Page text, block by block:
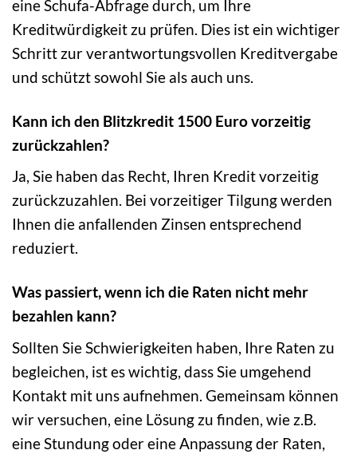
eine Schufa-Abfrage durch, um Ihre
Kreditwürdigkeit zu prüfen. Dies ist ein wichtiger
Schritt zur verantwortungsvollen Kreditvergabe
und schützt sowohl Sie als auch uns.
Kann ich den Blitzkredit 1500 Euro vorzeitig
zurückzahlen?
Ja, Sie haben das Recht, Ihren Kredit vorzeitig
zurückzuzahlen. Bei vorzeitiger Tilgung werden
Ihnen die anfallenden Zinsen entsprechend
reduziert.
Was passiert, wenn ich die Raten nicht mehr
bezahlen kann?
Sollten Sie Schwierigkeiten haben, Ihre Raten zu
begleichen, ist es wichtig, dass Sie umgehend
Kontakt mit uns aufnehmen. Gemeinsam können
wir versuchen, eine Lösung zu finden, wie z.B.
eine Stundung oder eine Anpassung der Raten,